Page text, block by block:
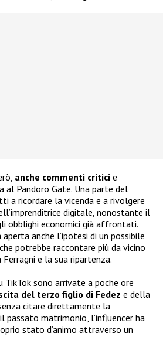
anche commenti critici e
al Pandoro Gate. Una parte del
a ricordare la vicenda e a rivolgere
digitale, nonostante il
obblighi economici già affrontati.
anche l’ipotesi di un possibile
che potrebbe raccontare più da vicino
e la sua ripartenza.
TikTok sono arrivate a poche ore
del terzo figlio di Fedez e della
citare direttamente la
passato matrimonio, l’influencer ha
stato d’animo attraverso un